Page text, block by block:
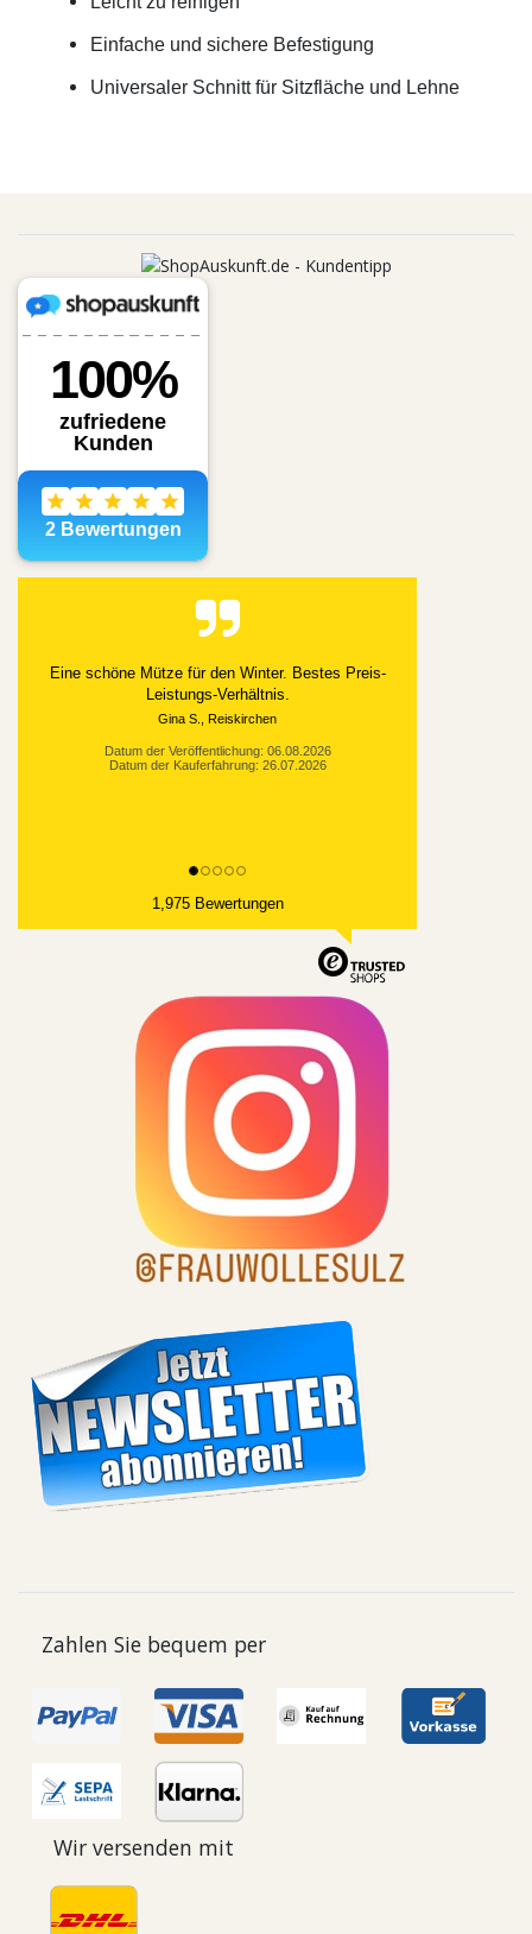
Einfache und sichere Befestigung
Universaler Schnitt für Sitzfläche und Lehne
Eine schöne Mütze für den Winter. Bestes Preis-
Leistungs-Verhältnis.
Gina S., Reiskirchen
Datum der Veröffentlichung: 06.08.2026
Datum der Kauferfahrung: 26.07.2026
1,975 Bewertungen
Zahlen Sie bequem per
Wir versenden mit